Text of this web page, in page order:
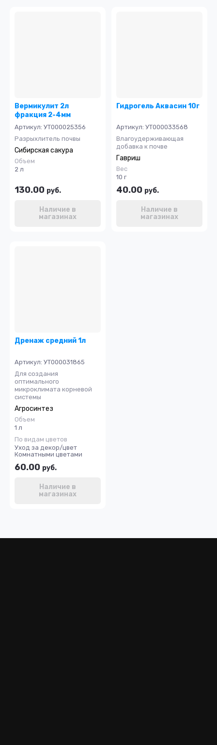
Вермикулит 2л
фракция 2-4мм
Артикул: УТ000025356
Разрыхлитель почвы
Сибирская сакура
Объем
2 л
130.00 руб.
Наличие в
магазинах
Гидрогель Аквасин 10г
Артикул: УТ000033568
Влагоудерживающая
добавка к почве
Гавриш
Вес
10 г
40.00 руб.
Наличие в
магазинах
Дренаж средний 1л
Артикул: УТ000031865
Для создания
оптимального
микроклимата корневой
системы
Агросинтез
Объем
1 л
По видам цветов
Уход за декор/цвет
Комнатными цветами
60.00 руб.
Наличие в
магазинах